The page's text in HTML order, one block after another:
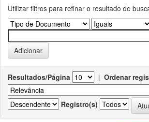
Utilizar filtros para refinar o resultado de
Resultados/Página | Ordenar
Registro(s)